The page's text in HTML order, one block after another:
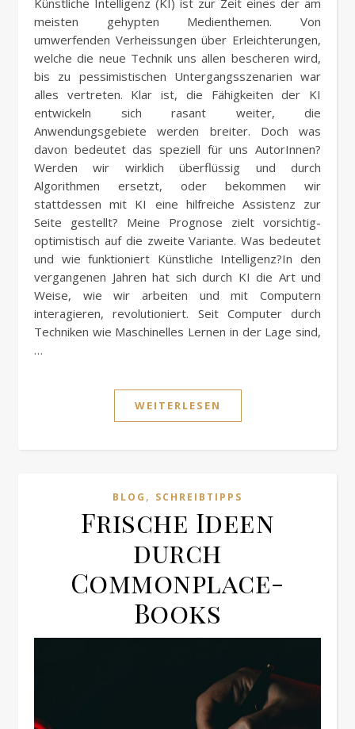
meisten gehypten Medienthemen. Von
umwerfenden Verheissungen über Erleichterungen,
welche die neue Technik uns allen bescheren wird,
bis zu pessimistischen Untergangsszenarien war
alles vertreten. Klar ist, die Fähigkeiten der KI
entwickeln sich rasant weiter, die
Anwendungsgebiete werden breiter. Doch was
davon bedeutet das speziell für uns AutorInnen?
Werden wir wirklich überflüssig und durch
Algorithmen ersetzt, oder bekommen wir
stattdessen mit KI eine hilfreiche Assistenz zur
Seite gestellt? Meine Prognose zielt vorsichtig-
optimistisch auf die zweite Variante. Was bedeutet
und wie funktioniert Künstliche Intelligenz?In den
vergangenen Jahren hat sich durch KI die Art und
Weise, wie wir arbeiten und mit Computern
interagieren, revolutioniert. Seit Computer durch
Techniken wie Maschinelles Lernen in der Lage sind,
…
WEITERLESEN
BLOG , SCHREIBTIPPS
Frische Ideen
durch
Commonplace-
Books